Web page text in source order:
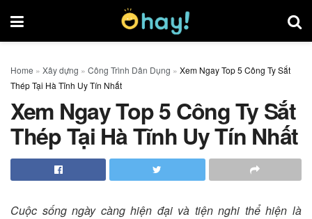
Home » Xây dựng » Công Trình Dân Dụng » Xem Ngay Top 5 Công Ty Sắt
Thép Tại Hà Tĩnh Uy Tín Nhất
Xem Ngay Top 5 Công Ty Sắt
Thép Tại Hà Tĩnh Uy Tín Nhất
Cuộc sống ngày càng hiện đại và tiện nghi thể hiện là